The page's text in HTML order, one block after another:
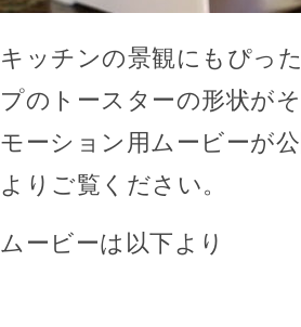
キッチンの景観にもぴっ
プのトースターの形状が
モーション用ムービーが
よりご覧ください。
ムービーは以下より